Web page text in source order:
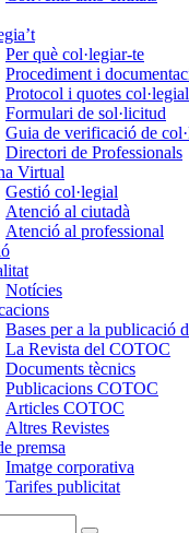
Per què col·legiar-te
Procediment i
Protocol i quotes
Formulari de sol·licitud
Guia de verificació de
Directori de Professionals
Virtual
Gestió col·legial
Atenció al ciutadà
Atenció al professional
Notícies
Bases per a la publicació
La Revista del COTOC
Documents tècnics
Publicacions COTOC
Articles COTOC
Altres Revistes
premsa
Imatge corporativa
Tarifes publicitat